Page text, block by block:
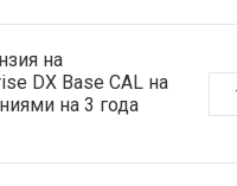
на
DX Base CAL на
на 3 года